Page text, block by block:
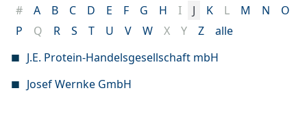
# A B C D E F G H I J K L M N
O
P
Q R S T U V W X Y Z
alle
J.E. Protein-Handelsgesellschaft mbH
Josef Wernke GmbH